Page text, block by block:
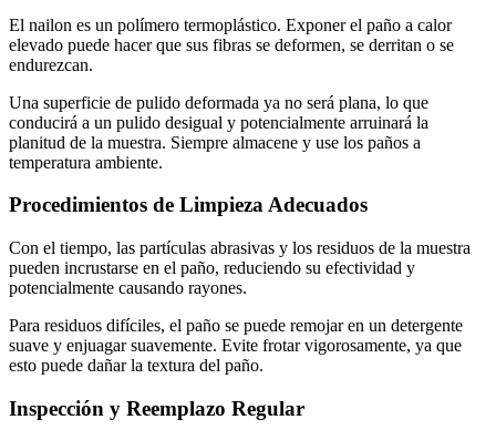
El nailon es un polímero termoplástico. Exponer el paño a calor
elevado puede hacer que sus fibras se deformen, se derritan o se
endurezcan.
Una superficie de pulido deformada ya no será plana, lo que
conducirá a un pulido desigual y potencialmente arruinará la
planitud de la muestra. Siempre almacene y use los paños a
temperatura ambiente.
Procedimientos de Limpieza Adecuados
Con el tiempo, las partículas abrasivas y los residuos de la muestra
pueden incrustarse en el paño, reduciendo su efectividad y
potencialmente causando rayones.
Para residuos difíciles, el paño se puede remojar en un detergente
suave y enjuagar suavemente. Evite frotar vigorosamente, ya que
esto puede dañar la textura del paño.
Inspección y Reemplazo Regular